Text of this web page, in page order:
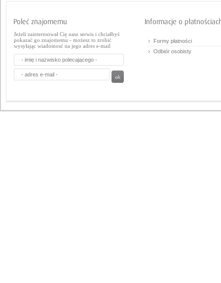
Jeżeli zainteresował Cię nasz serwis i chciałbyś
pokazać go znajomemu - możesz to zrobić
wysyłając wiadomosć na jego adres e-mail
Formy płatności
Odbiór osobisty